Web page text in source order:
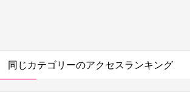
同じカテゴリーのアクセスランキング